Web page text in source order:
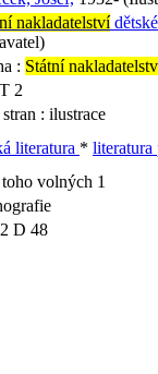
nakladatelství
: Státní
2
: ilustrace
literatura * literatura
volných 1
D 48